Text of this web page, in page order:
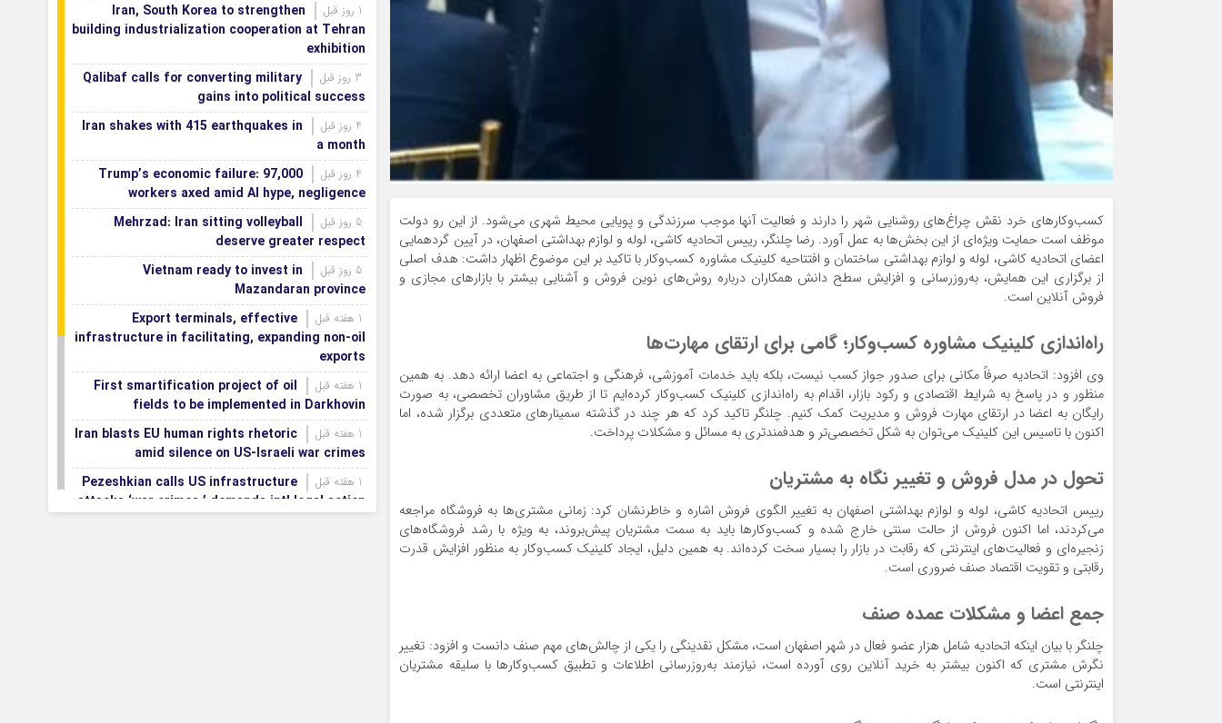
کسب‌وکارهای خرد نقش چراغ‌های روشنایی شهر را دارند و فعالیت آنها موجب سرزندگی و پویایی محیط شهری می‌شود. از این رو دولت
موظف است حمایت ویژه‌ای از این بخش‌ها به عمل آورد. رضا چلنگر، رییس اتحادیه کاشی، لوله و لوازم بهداشتی اصفهان، در آیین گردهمایی
اعضای اتحادیه کاشی، لوله و لوازم بهداشتی ساختمان و افتتاحیه کلینیک مشاوره کسب‌وکار با تاکید بر این موضوع اظهار داشت: هدف اصلی
از برگزاری این همایش، به‌روزرسانی و افزایش سطح دانش همکاران درباره روش‌های نوین فروش و آشنایی بیشتر با بازارهای مجازی و
فروش آنلاین است.
راه‌اندازی کلینیک مشاوره کسب‌وکار؛ گامی برای ارتقای مهارت‌ها
وی افزود: اتحادیه صرفاً مکانی برای صدور جواز کسب نیست، بلکه باید خدمات آموزشی، فرهنگی و اجتماعی به اعضا ارائه دهد. به همین
منظور و در پاسخ به شرایط اقتصادی و رکود بازار، اقدام به راه‌اندازی کلینیک کسب‌وکار کرده‌ایم تا از طریق مشاوران تخصصی، به صورت
رایگان به اعضا در ارتقای مهارت فروش و مدیریت کمک کنیم. چلنگر تاکید کرد که هر چند در گذشته سمینارهای متعددی برگزار شده، اما
اکنون با تاسیس این کلینیک می‌توان به شکل تخصصی‌تر و هدفمندتری به مسائل و مشکلات پرداخت.
تحول در مدل فروش و تغییر نگاه به مشتریان
رییس اتحادیه کاشی، لوله و لوازم بهداشتی اصفهان به تغییر الگوی فروش اشاره و خاطرنشان کرد: زمانی مشتری‌ها به فروشگاه مراجعه
می‌کردند، اما اکنون فروش از حالت سنتی خارج شده و کسب‌وکارها باید به سمت مشتریان پیش‌بروند، به ویژه با رشد فروشگاه‌های
زنجیره‌ای و فعالیت‌های اینترنتی که رقابت در بازار را بسیار سخت کرده‌اند. به همین دلیل، ایجاد کلینیک کسب‌وکار به منظور افزایش قدرت
رقابتی و تقویت اقتصاد صنف ضروری است.
جمع اعضا و مشکلات عمده صنف
چلنگر با بیان اینکه اتحادیه شامل هزار عضو فعال در شهر اصفهان است، مشکل نقدینگی را یکی از چالش‌های مهم صنف دانست و افزود: تغییر
نگرش مشتری که اکنون بیشتر به خرید آنلاین روی آورده است، نیازمند به‌روزرسانی اطلاعات و تطبیق کسب‌وکارها با سلیقه مشتریان
اینترنتی است.
Iran, South Korea to strengthen
building industrialization cooperation at Tehran
exhibition
Qalibaf calls for converting military
gains into political success
Iran shakes with 415 earthquakes in
a month
Trump’s economic failure: 97,000
workers axed amid AI hype, negligence
Mehrzad: Iran sitting volleyball
deserve greater respect
Vietnam ready to invest in
Mazandaran province
Export terminals, effective
infrastructure in facilitating, expanding non-oil
exports
First smartification project of oil
fields to be implemented in Darkhovin
Iran blasts EU human rights rhetoric
amid silence on US-Israeli war crimes
Pezeshkian calls US infrastructure
attacks ‘war crimes,’ demands intl legal action